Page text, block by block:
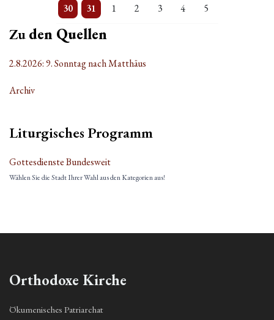
30
3 Veranstaltungen
31
Einzelne Veranstaltung
1
Einzelne Veranstaltung
2
Einzelne Veranstaltung
3
Einzelne Veranstaltung
4
Einzelne Veranstaltung
5
Einzelne Veranstaltung
Zuden Quellen
2.8.2026: 9. Sonntag nach Matthäus
Archiv
Liturgisches Programm
Gottesdienste Bundesweit
Wählen Sie die Stadt Ihrer Wahl aus den Kategorien aus!
Orthodoxe Kirche
Ökumenisches Patriarchat